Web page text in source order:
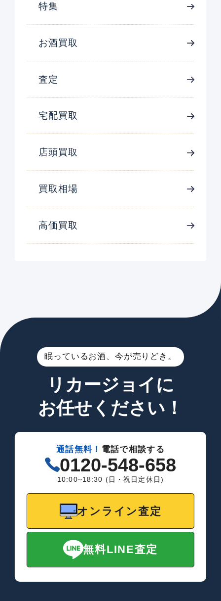
特集
お酒買取
査定
宅配買取
店頭買取
買取相場
高価買取
眠っているお酒、今が売りどき。
リカージョイに
お任せください！
通話無料！ 電話で相談する
0120-548-658
10:00~18:30 (日・祝日定休日)
オンライン査定
無料LINE査定